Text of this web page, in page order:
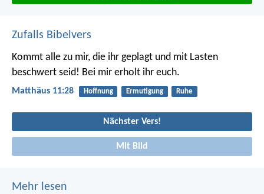
Zufalls Bibelvers
Kommt alle zu mir, die ihr geplagt und mit Lasten
beschwert seid! Bei mir erholt ihr euch.
Matthäus 11:28 Hoffnung Ermutigung Ruhe
Nächster Vers!
Mit Bild
Mehr lesen